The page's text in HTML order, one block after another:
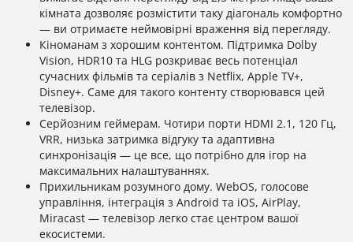
кімната дозволяє розмістити таку діагональ комфортно
— ви отримаєте неймовірні враження від перегляду.
Кіноманам з хорошим контентом. Підтримка Dolby
Vision, HDR10 та HLG розкриває весь потенціал
сучасних фільмів та серіалів з Netflix, Apple TV+,
Disney+. Саме для такого контенту створювався цей
телевізор.
Серйозним геймерам. Чотири порти HDMI 2.1, 120 Гц,
VRR, низька затримка відгуку та адаптивна
синхронізація — це все, що потрібно для ігор на
максимальних налаштуваннях.
Прихильникам розумного дому. WebOS, голосове
управління, інтеграція з Android та iOS, AirPlay,
Miracast — телевізор легко стає центром вашої
екосистеми.